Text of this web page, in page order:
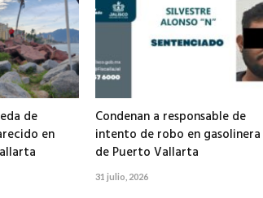
de
en
Condenan a responsable de
intento de robo en gasolinera
de Puerto Vallarta
31 julio, 2026